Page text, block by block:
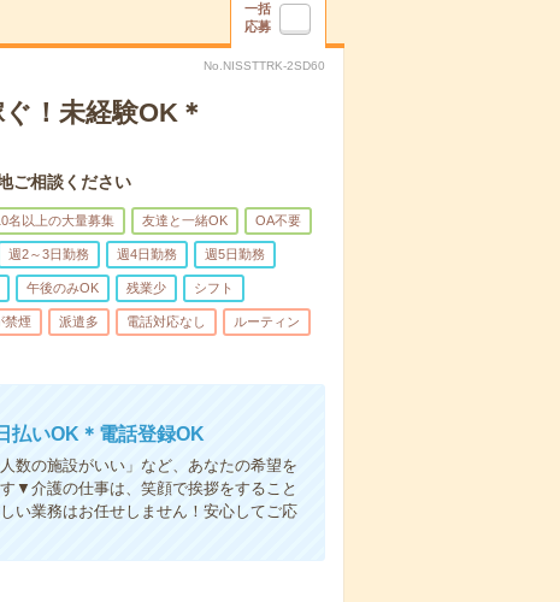
一括
応募
No.NISSTTRK-2SD60
！未経験OK＊
ご相談ください
名以上の大量募集 友達と一緒OK OA不要
週2～3日勤務 週4日勤務 週5日勤務
午後のみOK 残業少 シフト
禁煙 派遣多 電話対応なし ルーティン
払いOK＊電話登録OK
数の施設がいい」など、あなたの希望を
▼介護の仕事は、笑顔で挨拶をすること
い業務はお任せしません！安心してご応